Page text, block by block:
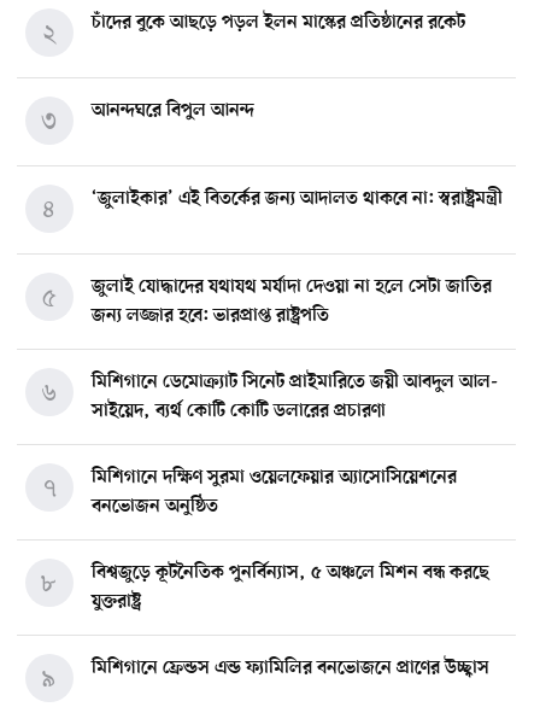
চাঁদের বুকে আছড়ে পড়ল ইলন মাস্কের প্রতিষ্ঠানের রকেট
২
আনন্দঘরে বিপুল আনন্দ
৩
‘জুলাইকার’ এই বিতর্কের জন্য আদালত থাকবে না: স্বরাষ্ট্রমন্ত্রী
৪
জুলাই যোদ্ধাদের যথাযথ মর্যাদা দেওয়া না হলে সেটা জাতির
জন্য লজ্জার হবে: ভারপ্রাপ্ত রাষ্ট্রপতি
৫
মিশিগানে ডেমোক্র্যাট সিনেট প্রাইমারিতে জয়ী আবদুল আল-
সাইয়েদ, ব্যর্থ কোটি কোটি ডলারের প্রচারণা
৬
মিশিগানে দক্ষিণ সুরমা ওয়েলফেয়ার অ্যাসোসিয়েশনের
বনভোজন অনুষ্ঠিত
৭
বিশ্বজুড়ে কূটনৈতিক পুনর্বিন্যাস, ৫ অঞ্চলে মিশন বন্ধ করছে
যুক্তরাষ্ট্র
৮
মিশিগানে ফ্রেন্ডস এন্ড ফ্যামিলির বনভোজনে প্রাণের উচ্ছ্বাস
৯